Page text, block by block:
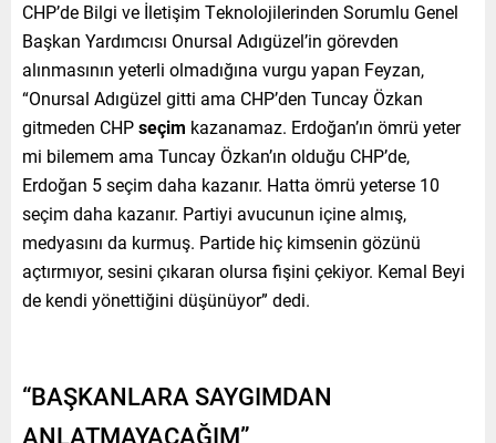
CHP’de Bilgi ve İletişim Teknolojilerinden Sorumlu Genel
Başkan Yardımcısı Onursal Adıgüzel’in görevden
alınmasının yeterli olmadığına vurgu yapan Feyzan,
“Onursal Adıgüzel gitti ama CHP’den Tuncay Özkan
gitmeden CHPseçim kazanamaz. Erdoğan’ın ömrü yeter
mi bilemem ama Tuncay Özkan’ın olduğu CHP’de,
Erdoğan 5 seçim daha kazanır. Hatta ömrü yeterse 10
seçim daha kazanır. Partiyi avucunun içine almış,
medyasını da kurmuş. Partide hiç kimsenin gözünü
açtırmıyor, sesini çıkaran olursa fişini çekiyor. Kemal Beyi
de kendi yönettiğini düşünüyor” dedi.
“BAŞKANLARA SAYGIMDAN
ANLATMAYACAĞIM”